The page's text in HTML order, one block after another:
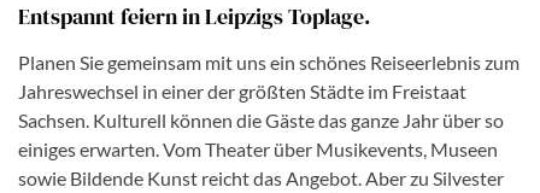
Entspannt feiern in Leipzigs Toplage.
Planen Sie gemeinsam mit uns ein schönes Reiseerlebnis zum
Jahreswechsel in einer der größten Städte im Freistaat
Sachsen. Kulturell können die Gäste das ganze Jahr über so
einiges erwarten. Vom Theater über Musikevents, Museen
sowie Bildende Kunst reicht das Angebot. Aber zu Silvester